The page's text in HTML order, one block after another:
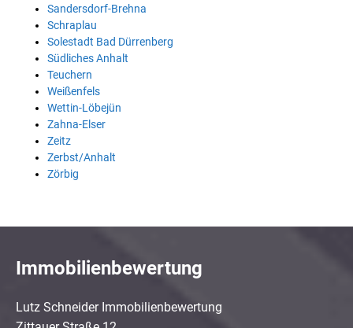
Sandersdorf-Brehna
Schraplau
Solestadt Bad Dürrenberg
Südliches Anhalt
Teuchern
Weißenfels
Wettin-Löbejün
Zahna-Elser
Zeitz
Zerbst/Anhalt
Zörbig
Immobilienbewertung
Lutz Schneider Immobilienbewertung